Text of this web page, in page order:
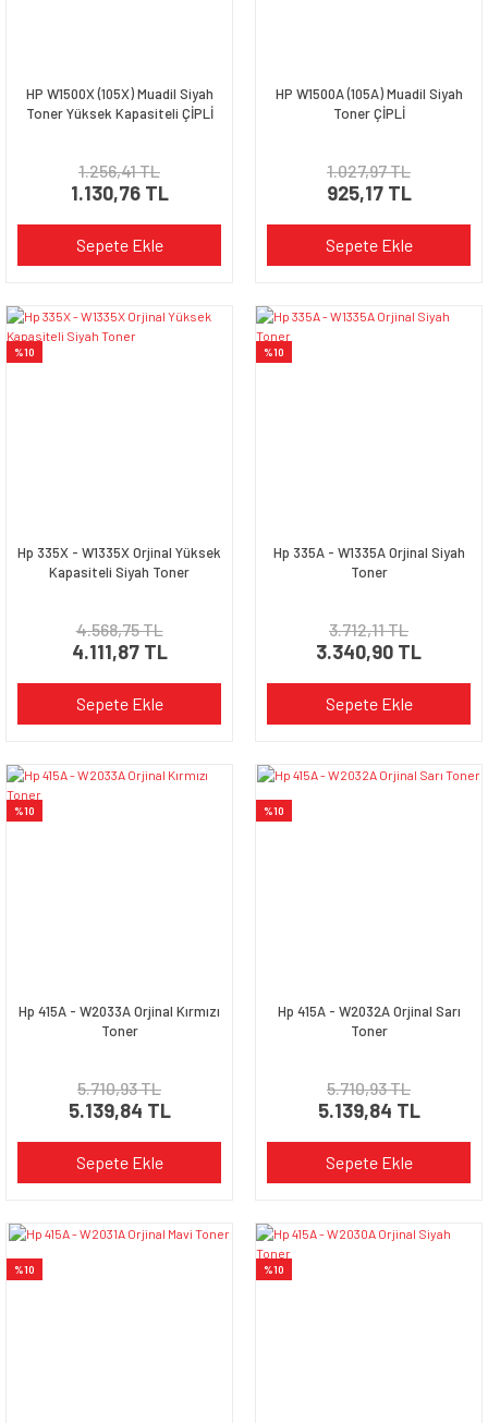
HP W1500X (105X) Muadil Siyah
Toner Yüksek Kapasiteli ÇİPLİ
1.256,41 TL
1.130,76 TL
Sepete Ekle
HP W1500A (105A) Muadil Siyah
Toner ÇİPLİ
1.027,97 TL
925,17 TL
Sepete Ekle
%10
Hp 335X - W1335X Orjinal Yüksek
Kapasiteli Siyah Toner
4.568,75 TL
4.111,87 TL
Sepete Ekle
%10
Hp 335A - W1335A Orjinal Siyah
Toner
3.712,11 TL
3.340,90 TL
Sepete Ekle
%10
Hp 415A - W2033A Orjinal Kırmızı
Toner
5.710,93 TL
5.139,84 TL
Sepete Ekle
%10
Hp 415A - W2032A Orjinal Sarı
Toner
5.710,93 TL
5.139,84 TL
Sepete Ekle
%10 %10